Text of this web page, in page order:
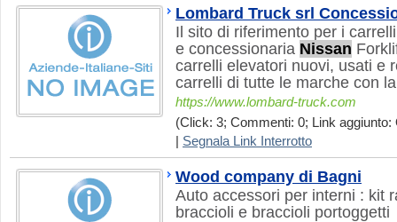
Lombard Truck srl
Il sito di riferimento per i
e concessionaria Nissan
carrelli elevatori nuovi, usati e
carrelli di tutte le marche con
https://www.lombard-truck.com
(Click: 3; Commenti: 0; Link aggiunto:
Segnala Link Interrotto
Wood company di Bagni
Auto accessori per interni : kit
braccioli e braccioli portoggetti